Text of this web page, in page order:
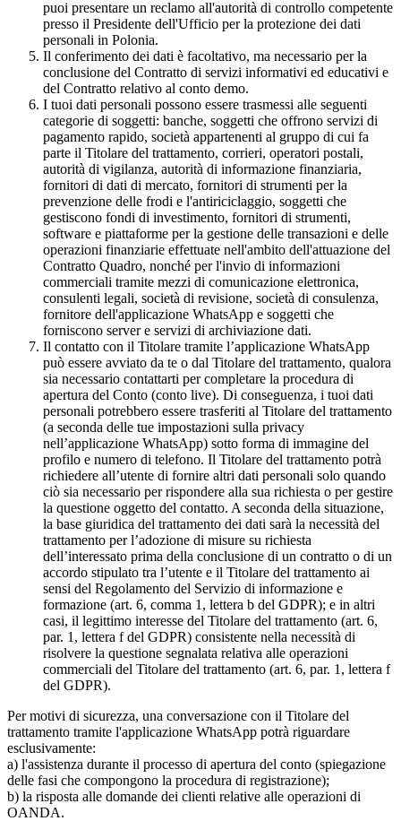
puoi presentare un reclamo all'autorità di controllo competente
presso il Presidente dell'Ufficio per la protezione dei dati
personali in Polonia.
Il conferimento dei dati è facoltativo, ma necessario per la
conclusione del Contratto di servizi informativi ed educativi e
del Contratto relativo al conto demo.
I tuoi dati personali possono essere trasmessi alle seguenti
categorie di soggetti: banche, soggetti che offrono servizi di
pagamento rapido, società appartenenti al gruppo di cui fa
parte il Titolare del trattamento, corrieri, operatori postali,
autorità di vigilanza, autorità di informazione finanziaria,
fornitori di dati di mercato, fornitori di strumenti per la
prevenzione delle frodi e l'antiriciclaggio, soggetti che
gestiscono fondi di investimento, fornitori di strumenti,
software e piattaforme per la gestione delle transazioni e delle
operazioni finanziarie effettuate nell'ambito dell'attuazione del
Contratto Quadro, nonché per l'invio di informazioni
commerciali tramite mezzi di comunicazione elettronica,
consulenti legali, società di revisione, società di consulenza,
fornitore dell'applicazione WhatsApp e soggetti che
forniscono server e servizi di archiviazione dati.
Il contatto con il Titolare tramite l’applicazione WhatsApp
può essere avviato da te o dal Titolare del trattamento, qualora
sia necessario contattarti per completare la procedura di
apertura del Conto (conto live). Di conseguenza, i tuoi dati
personali potrebbero essere trasferiti al Titolare del trattamento
(a seconda delle tue impostazioni sulla privacy
nell’applicazione WhatsApp) sotto forma di immagine del
profilo e numero di telefono. Il Titolare del trattamento potrà
richiedere all’utente di fornire altri dati personali solo quando
ciò sia necessario per rispondere alla sua richiesta o per gestire
la questione oggetto del contatto. A seconda della situazione,
la base giuridica del trattamento dei dati sarà la necessità del
trattamento per l’adozione di misure su richiesta
dell’interessato prima della conclusione di un contratto o di un
accordo stipulato tra l’utente e il Titolare del trattamento ai
sensi del Regolamento del Servizio di informazione e
formazione (art. 6, comma 1, lettera b del GDPR); e in altri
casi, il legittimo interesse del Titolare del trattamento (art. 6,
par. 1, lettera f del GDPR) consistente nella necessità di
risolvere la questione segnalata relativa alle operazioni
commerciali del Titolare del trattamento (art. 6, par. 1, lettera f
del GDPR).
Per motivi di sicurezza, una conversazione con il Titolare del
trattamento tramite l'applicazione WhatsApp potrà riguardare
esclusivamente:
a) l'assistenza durante il processo di apertura del conto (spiegazione
delle fasi che compongono la procedura di registrazione);
b) la risposta alle domande dei clienti relative alle operazioni di
OANDA.